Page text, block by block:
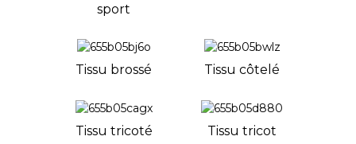
sport
Tissu brossé Tissu côtelé
Tissu tricoté Tissu tricot